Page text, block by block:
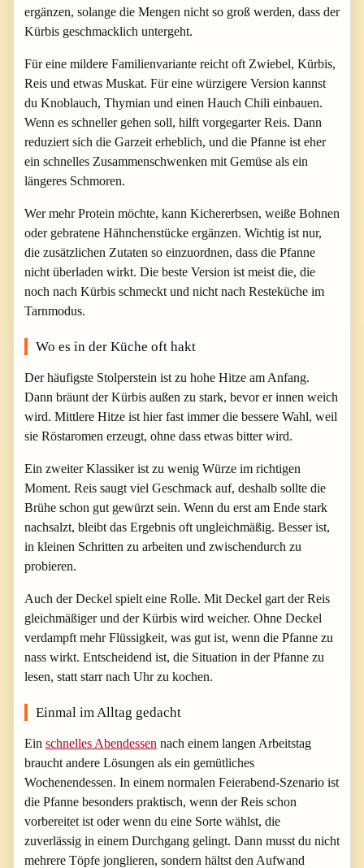
ergänzen, solange die Mengen nicht so groß werden, dass der
Kürbis geschmacklich untergeht.
Für eine mildere Familienvariante reicht oft Zwiebel, Kürbis,
Reis und etwas Muskat. Für eine würzigere Version kannst
du Knoblauch, Thymian und einen Hauch Chili einbauen.
Wenn es schneller gehen soll, hilft vorgegarter Reis. Dann
reduziert sich die Garzeit erheblich, und die Pfanne ist eher
ein schnelles Zusammenschwenken mit Gemüse als ein
längeres Schmoren.
Wer mehr Protein möchte, kann Kichererbsen, weiße Bohnen
oder gebratene Hähnchenstücke ergänzen. Wichtig ist nur,
die zusätzlichen Zutaten so einzuordnen, dass die Pfanne
nicht überladen wirkt. Die beste Version ist meist die, die
noch nach Kürbis schmeckt und nicht nach Resteküche im
Tarnmodus.
Wo es in der Küche oft hakt
Der häufigste Stolperstein ist zu hohe Hitze am Anfang.
Dann bräunt der Kürbis außen zu stark, bevor er innen weich
wird. Mittlere Hitze ist hier fast immer die bessere Wahl, weil
sie Röstaromen erzeugt, ohne dass etwas bitter wird.
Ein zweiter Klassiker ist zu wenig Würze im richtigen
Moment. Reis saugt viel Geschmack auf, deshalb sollte die
Brühe schon gut gewürzt sein. Wenn du erst am Ende stark
nachsalzt, bleibt das Ergebnis oft ungleichmäßig. Besser ist,
in kleinen Schritten zu arbeiten und zwischendurch zu
probieren.
Auch der Deckel spielt eine Rolle. Mit Deckel gart der Reis
gleichmäßiger und der Kürbis wird weicher. Ohne Deckel
verdampft mehr Flüssigkeit, was gut ist, wenn die Pfanne zu
nass wirkt. Entscheidend ist, die Situation in der Pfanne zu
lesen, statt starr nach Uhr zu kochen.
Einmal im Alltag gedacht
Ein schnelles Abendessen nach einem langen Arbeitstag
braucht andere Lösungen als ein gemütliches
Wochenendessen. In einem normalen Feierabend-Szenario ist
die Pfanne besonders praktisch, wenn der Reis schon
vorbereitet ist oder wenn du eine Sorte wählst, die
zuverlässig in einem Durchgang gelingt. Dann musst du nicht
mehrere Töpfe jonglieren, sondern hältst den Aufwand